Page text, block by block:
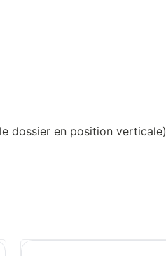
dossier en position verticale)